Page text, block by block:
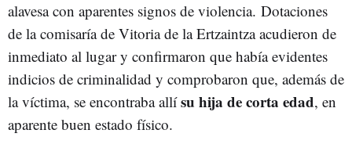
alavesa con aparentes signos de violencia. Dotaciones
de la comisaría de Vitoria de la Ertzaintza acudieron de
inmediato al lugar y confirmaron que había evidentes
indicios de criminalidad y comprobaron que, además de
la víctima, se encontraba allísu hija de corta edad, en
aparente buen estado físico.